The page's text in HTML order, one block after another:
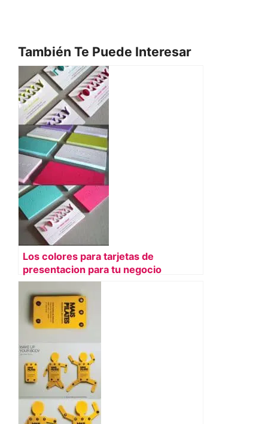
También Te Puede Interesar
Los colores para tarjetas de
presentacion para tu negocio